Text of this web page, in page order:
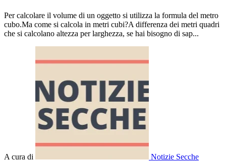
Per calcolare il volume di un oggetto si utilizza la formula del metro
cubo.Ma come si calcola in metri cubi?A differenza dei metri quadri
che si calcolano altezza per larghezza, se hai bisogno di sap...
A cura di Notizie Secche